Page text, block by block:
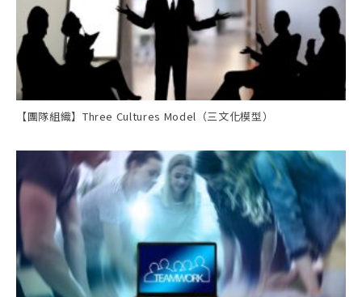
【團隊組織】Three Cultures Model（三文化模型）